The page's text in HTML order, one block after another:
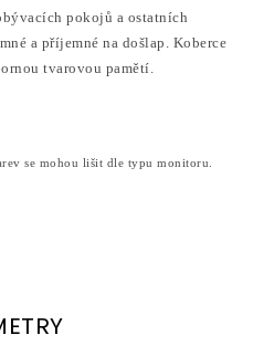
pokojů a ostatních
a příjemné na došlap. Koberce
tvarovou pamětí.
se mohou lišit dle typu monitoru.